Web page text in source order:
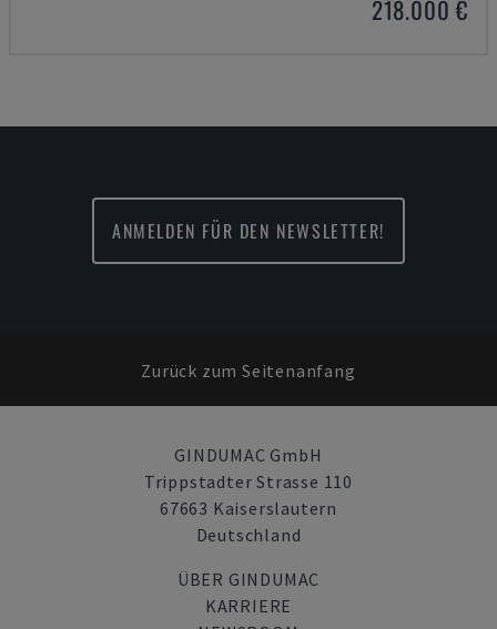
218.000 €
ANMELDEN FÜR DEN NEWSLETTER!
Zurück zum Seitenanfang
GINDUMAC GmbH
Trippstadter Strasse 110
67663 Kaiserslautern
Deutschland
ÜBER GINDUMAC
KARRIERE